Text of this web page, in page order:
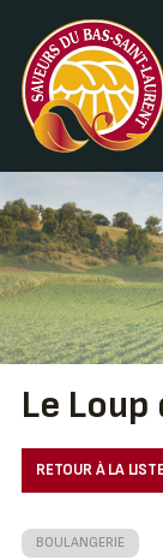
Le
RETOUR À LA
BOULANGERIE